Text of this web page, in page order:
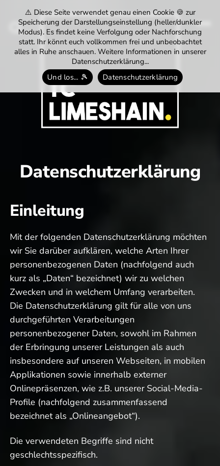
e.V.
Datenschutzerklärung
Einleitung
Mit der folgenden Datenschutzerklärung möchten
wir Sie darüber aufklären, welche Arten Ihrer
personenbezogenen Daten (nachfolgend auch
kurz als „Daten“ bezeichnet) wir zu welchen
Zwecken und in welchem Umfang verarbeiten.
Die Datenschutzerklärung gilt für alle von uns
durchgeführten Verarbeitungen
personenbezogener Daten, sowohl im Rahmen
der Erbringung unserer Leistungen als auch
insbesondere auf unseren Webseiten, in mobilen
Applikationen sowie innerhalb externer
Onlinepräsenzen, wie z.B. unserer Social-Media-
Profile (nachfolgend zusammenfassend
bezeichnet als „Onlineangebot“).
Die verwendeten Begriffe sind nicht
geschlechtsspezifisch.
⚠️ Diese Seite verwendet genau einen Cookie 🍪 zur
Speicherung der Darstellungseinstellung (heller/dunkler
Modus). Es findet keine Verfolgung oder Nachforschung
statt. Ihr könnt euch vollkommen frei und unbeobachtet
alles in Ruhe anschauen. Weitere Informationen in unserer
Datenschutzerklärung...
Und los... 🎾
Datenschutzerklärung